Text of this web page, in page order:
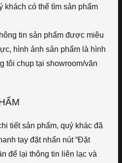
khách có thể tìm sản phẩm
tin sản phẩm được miêu
hình ảnh sản phẩm là hình
tôi chụp tại showroom/văn
tiết sản phẩm, quý khác đã
tay đặt nhấn nút “Đặt
để lại thông tin liên lạc và